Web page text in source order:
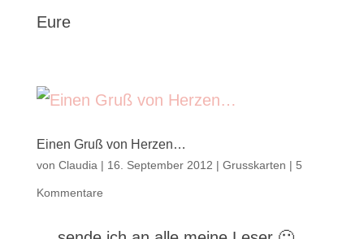
Eure
Einen Gruß von Herzen…
von Claudia | 16. September 2012 | Grusskarten | 5
Kommentare